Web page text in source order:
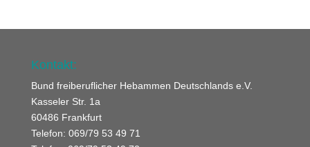
Kontakt:
Bund freiberuflicher Hebammen Deutschlands e.V.
Kasseler Str. 1a
60486 Frankfurt
Telefon: 069/79 53 49 71